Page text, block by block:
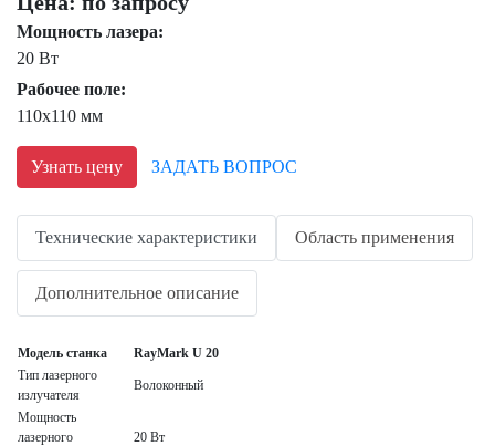
Мощность лазера:
20 Вт
Рабочее поле:
110x110 мм
Узнать цену ЗАДАТЬ ВОПРОС
Технические характеристики Область применения
Дополнительное описание
Модель станка
RayMark U 20
Тип лазерного
излучателя
Волоконный
Мощность
лазерного
20 Вт